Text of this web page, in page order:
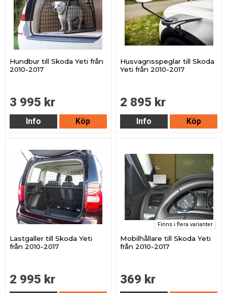
Hundbur till Skoda Yeti från
2010-2017
3 995 kr
Info Köp
Husvagnsspeglar till Skoda
Yeti från 2010-2017
2 895 kr
Info Köp
Lastgaller till Skoda Yeti
från 2010-2017
2 995 kr
Finns i flera varianter
Mobilhållare till Skoda Yeti
från 2010-2017
369 kr